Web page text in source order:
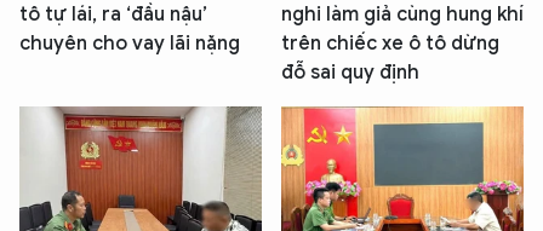
tô tự lái, ra ‘đầu nậu’
chuyên cho vay lãi nặng
nghi làm giả cùng hung khí
trên chiếc xe ô tô dừng
đỗ sai quy định